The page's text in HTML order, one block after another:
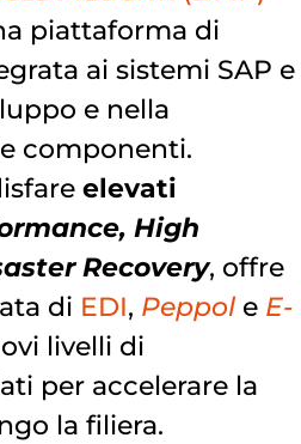
piattaforma di
ai sistemi SAP e
e nella
componenti.
elevati
High
Recovery, offre
di EDI, Peppol e E-
livelli di
per accelerare la
la filiera.